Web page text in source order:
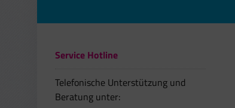
Service Hotline
Telefonische Unterstützung und
Beratung unter: